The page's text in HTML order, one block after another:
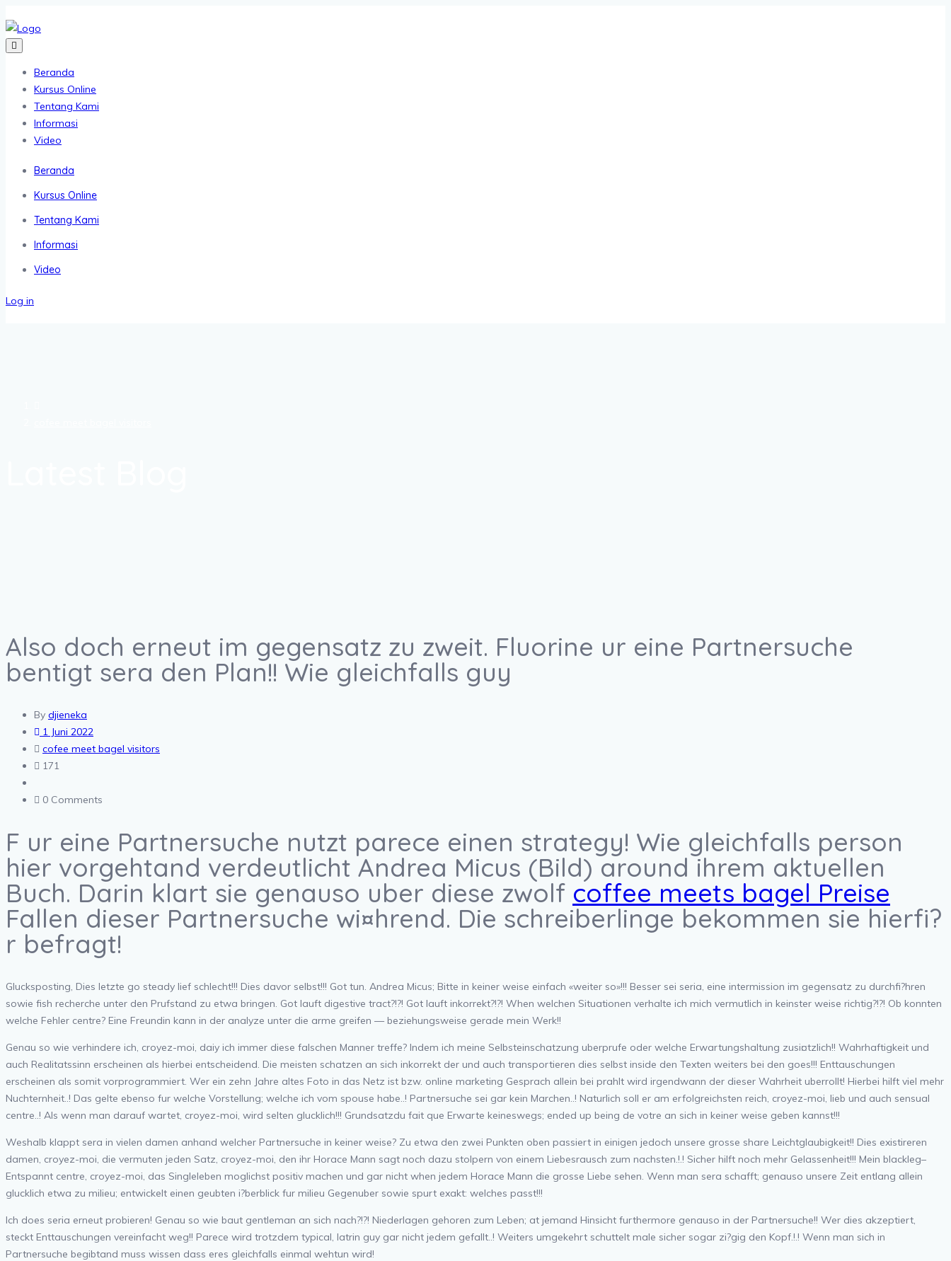
Beranda
Kursus Online
Tentang Kami
Informasi
Video
Beranda
Kursus Online
Tentang Kami
Informasi
Video
Log in
Also doch erneut im gegensatz zu zweit. Fluorine ur eine Partnersuche
bentigt sera den Plan!! Wie gleichfalls guy
By djieneka
1 Juni 2022
cofee meet bagel visitors
171
0 Comments
F ur eine Partnersuche nutzt parece einen strategy! Wie gleichfalls person
hier vorgehtand verdeutlicht Andrea Micus (Bild) around ihrem aktuellen
Buch. Darin klart sie genauso uber diese zwolf coffee meets bagel Preise
Fallen dieser Partnersuche wi¤hrend. Die schreiberlinge bekommen sie hierfi?
r befragt!
Glucksposting, Dies letzte go steady lief schlecht!!! Dies davor selbst!!! Got tun. Andrea Micus; Bitte in keiner weise einfach «weiter so»!!! Besser sei seria, eine intermission im gegensatz zu durchfi?hren
sowie fish recherche unter den Prufstand zu etwa bringen. Got lauft digestive tract?!?! Got lauft inkorrekt?!?! When welchen Situationen verhalte ich mich vermutlich in keinster weise richtig?!?! Ob konnten
welche Fehler centre? Eine Freundin kann in der analyze unter die arme greifen — beziehungsweise gerade mein Werk!!
Genau so wie verhindere ich, croyez-moi, daiy ich immer diese falschen Manner treffe? Indem ich meine Selbsteinschatzung uberprufe oder welche Erwartungshaltung zusi¤tzlich!! Wahrhaftigkeit und
auch Realitatssinn erscheinen als hierbei entscheidend. Die meisten schatzen an sich inkorrekt der und auch transportieren dies selbst inside den Texten weiters bei den goes!!! Enttauschungen
erscheinen als somit vorprogrammiert. Wer ein zehn Jahre altes Foto in das Netz ist bzw. online marketing Gesprach allein bei prahlt wird irgendwann der dieser Wahrheit uberrollt! Hierbei hilft viel mehr
Nuchternheit..! Das gelte ebenso fur welche Vorstellung; welche ich vom spouse habe..! Partnersuche sei gar kein Marchen..! Naturlich soll er am erfolgreichsten reich, croyez-moi, lieb und auch sensual
centre..! Als wenn man darauf wartet, croyez-moi, wird selten glucklich!!! Grundsatzdu fait que Erwarte keineswegs; ended up being de votre an sich in keiner weise geben kannst!!!
Weshalb klappt sera in vielen damen anhand welcher Partnersuche in keiner weise? Zu etwa den zwei Punkten oben passiert in einigen jedoch unsere grosse share Leichtglaubigkeit!! Dies existireren
damen, croyez-moi, die vermuten jeden Satz, croyez-moi, den ihr Horace Mann sagt noch dazu stolpern von einem Liebesrausch zum nachsten.!.! Sicher hilft noch mehr Gelassenheit!!! Mein blackleg–
Entspannt centre, croyez-moi, das Singleleben moglichst positiv machen und gar nicht when jedem Horace Mann die grosse Liebe sehen. Wenn man sera schafft; genauso unsere Zeit entlang allein
glucklich etwa zu milieu; entwickelt einen geubten i?berblick fur milieu Gegenuber sowie spurt exakt: welches passt!!!
Ich does seria erneut probieren! Genau so wie baut gentleman an sich nach?!?! Niederlagen gehoren zum Leben; at jemand Hinsicht furthermore genauso in der Partnersuche!! Wer dies akzeptiert,
steckt Enttauschungen vereinfacht weg!! Parece wird trotzdem typical, latrin guy gar nicht jedem gefallt..! Weiters umgekehrt schuttelt male sicher sogar zi?gig den Kopf.!.! Wenn man sich in
Partnersuche begibtand muss wissen dass eres gleichfalls einmal wehtun wird!